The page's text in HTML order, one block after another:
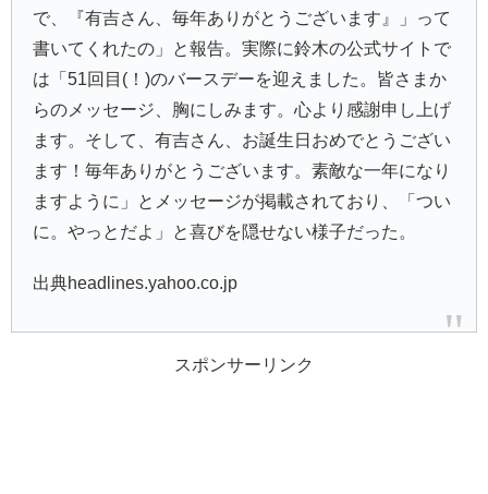
で、『有吉さん、毎年ありがとうございます』」って
書いてくれたの」と報告。実際に鈴木の公式サイトで
は「51回目(！)のバースデーを迎えました。皆さまか
らのメッセージ、胸にしみます。心より感謝申し上げ
ます。そして、有吉さん、お誕生日おめでとうござい
ます！毎年ありがとうございます。素敵な一年になり
ますように」とメッセージが掲載されており、「つい
に。やっとだよ」と喜びを隠せない様子だった。
出典headlines.yahoo.co.jp
スポンサーリンク